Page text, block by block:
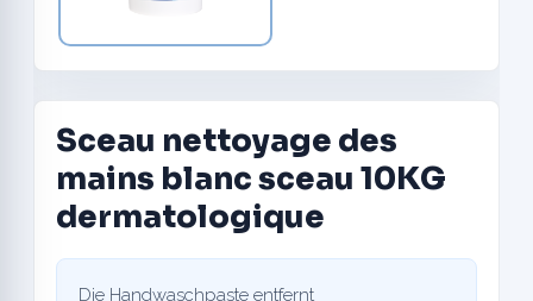
Sceau nettoyage des
mains blanc sceau 10KG
dermatologique
Die Handwaschpaste entfernt